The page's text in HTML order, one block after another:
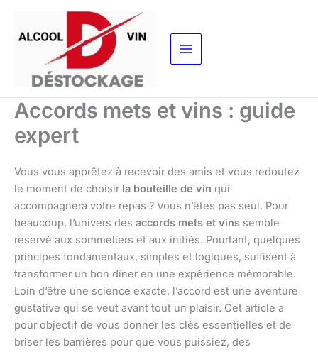
contenu
Accords mets et vins : guide
expert
Vous vous apprêtez à recevoir des amis et vous redoutez
le moment de choisir la bouteille de vin qui
accompagnera votre repas ? Vous n’êtes pas seul. Pour
beaucoup, l’univers des accords mets et vins semble
réservé aux sommeliers et aux initiés. Pourtant, quelques
principes fondamentaux, simples et logiques, suffisent à
transformer un bon dîner en une expérience mémorable.
Loin d’être une science exacte, l’accord est une aventure
gustative qui se veut avant tout un plaisir. Cet article a
pour objectif de vous donner les clés essentielles et de
briser les barrières pour que vous puissiez, dès